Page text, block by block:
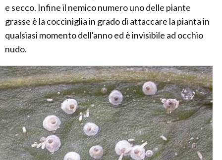
e secco. Infine il nemico numero uno delle piante
grasse è la cocciniglia in grado di attaccare la pianta in
qualsiasi momento dell'anno ed è invisibile ad occhio
nudo.